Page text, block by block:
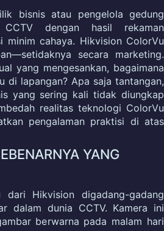
bisnis atau pengelola gedung
CCTV dengan hasil rekaman
minim cahaya. Hikvision ColorVu
secara marketing.
yang mengesankan, bagaimana
di lapangan? Apa saja tantangan,
yang sering kali tidak diungkap
realitas teknologi ColorVu
pengalaman praktisi di atas
YANG
dari Hikvision digadang-gadang
dalam dunia CCTV. Kamera ini
berwarna pada malam hari